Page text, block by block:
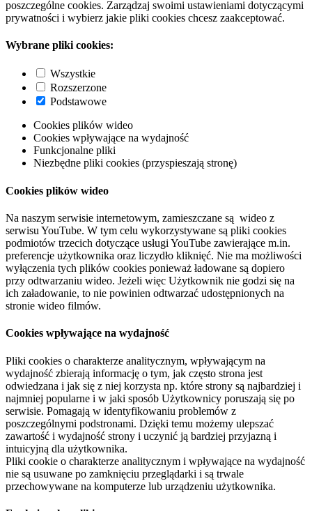
poszczególne cookies. Zarządzaj swoimi ustawieniami dotyczącymi
prywatności i wybierz jakie pliki cookies chcesz zaakceptować.
Wybrane pliki cookies:
Wszystkie
Rozszerzone
Podstawowe
Cookies plików wideo
Cookies wpływające na wydajność
Funkcjonalne pliki
Niezbędne pliki cookies (przyspieszają stronę)
Cookies plików wideo
Na naszym serwisie internetowym, zamieszczane są wideo z
serwisu YouTube. W tym celu wykorzystywane są pliki cookies
podmiotów trzecich dotyczące usługi YouTube zawierające m.in.
preferencje użytkownika oraz liczydło kliknięć. Nie ma możliwości
wyłączenia tych plików cookies ponieważ ładowane są dopiero
przy odtwarzaniu wideo. Jeżeli więc Użytkownik nie godzi się na
ich załadowanie, to nie powinien odtwarzać udostępnionych na
stronie wideo filmów.
Cookies wpływające na wydajność
Pliki cookies o charakterze analitycznym, wpływającym na
wydajność zbierają informację o tym, jak często strona jest
odwiedzana i jak się z niej korzysta np. które strony są najbardziej i
najmniej popularne i w jaki sposób Użytkownicy poruszają się po
serwisie. Pomagają w identyfikowaniu problemów z
poszczególnymi podstronami. Dzięki temu możemy ulepszać
zawartość i wydajność strony i uczynić ją bardziej przyjazną i
intuicyjną dla użytkownika.
Pliki cookie o charakterze analitycznym i wpływające na wydajność
nie są usuwane po zamknięciu przeglądarki i są trwale
przechowywane na komputerze lub urządzeniu użytkownika.